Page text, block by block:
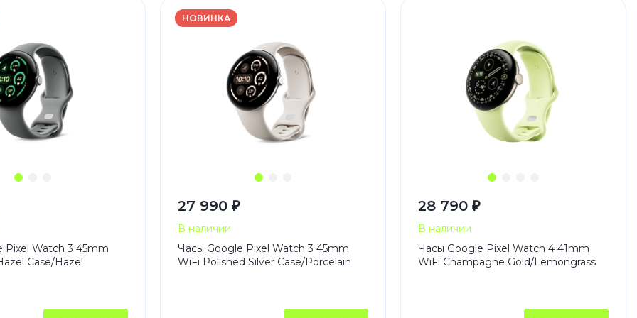
Pixel 7
Pixel 6
Honor
Аксессуары
Pixel Watch 3 45mm
Case/Hazel
НОВИНКА
27 990 ₽
В наличии
Часы Google Pixel Watch 3 45mm
WiFi Polished Silver Case/Porcelain
28 790 ₽
В наличии
Часы Google Pixel Watch 4 41mm
WiFi Champagne Gold/Lemongrass